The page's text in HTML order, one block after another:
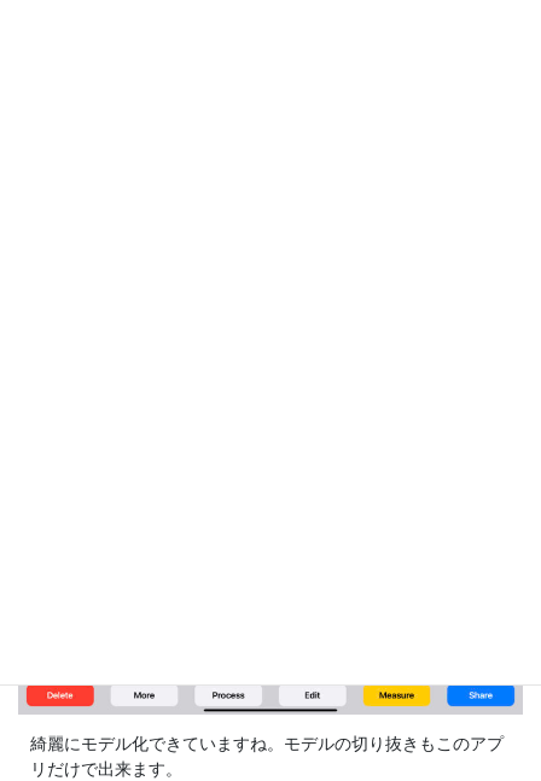
綺麗にモデル化できていますね。モデルの切り抜きもこのアプ
リだけで出来ます。